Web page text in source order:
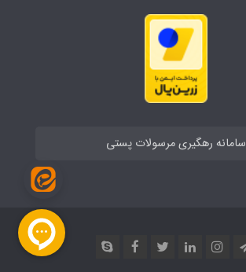
سامانه رهگیری مرسولات پستی